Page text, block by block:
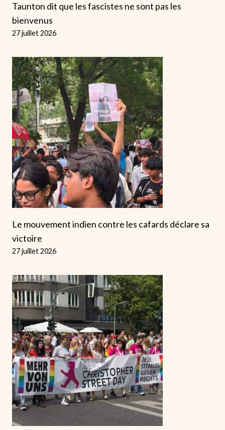
Taunton dit que les fascistes ne sont pas les
bienvenus
27 juillet 2026
Le mouvement indien contre les cafards déclare sa
victoire
27 juillet 2026